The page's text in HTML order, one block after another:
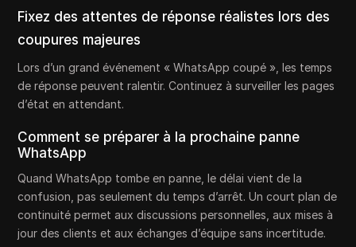
Fixez des attentes de réponse réalistes lors des
coupures majeures
Lors d’un grand événement « WhatsApp coupé », les temps
de réponse peuvent ralentir. Continuez à surveiller les pages
d’état en attendant.
Comment se préparer à la prochaine panne
WhatsApp
Quand WhatsApp tombe en panne, le délai vient de la
confusion, pas seulement du temps d’arrêt. Un court plan de
continuité permet aux discussions personnelles, aux mises à
jour des clients et aux échanges d’équipe sans incertitude.